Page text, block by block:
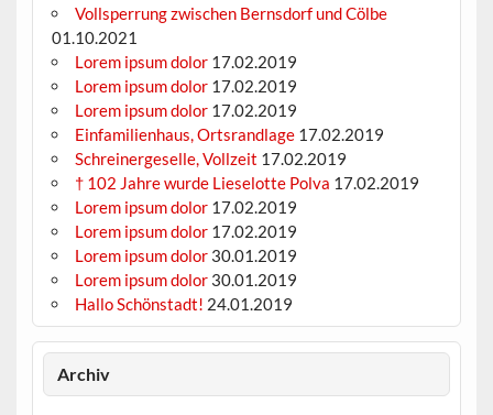
Vollsperrung zwischen Bernsdorf und Cölbe
01.10.2021
Lorem ipsum dolor 17.02.2019
Lorem ipsum dolor 17.02.2019
Lorem ipsum dolor 17.02.2019
Einfamilienhaus, Ortsrandlage 17.02.2019
Schreinergeselle, Vollzeit 17.02.2019
† 102 Jahre wurde Lieselotte Polva 17.02.2019
Lorem ipsum dolor 17.02.2019
Lorem ipsum dolor 17.02.2019
Lorem ipsum dolor 30.01.2019
Lorem ipsum dolor 30.01.2019
Hallo Schönstadt! 24.01.2019
Archiv